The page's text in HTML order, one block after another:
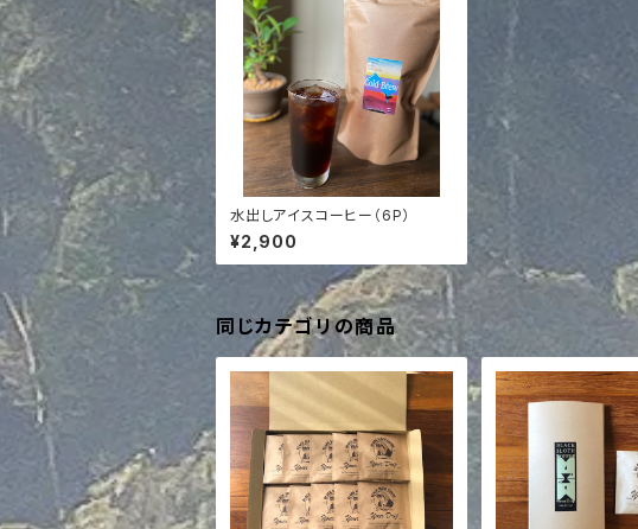
水出しアイスコーヒー（6P）
¥2,900
同じカテゴリの商品